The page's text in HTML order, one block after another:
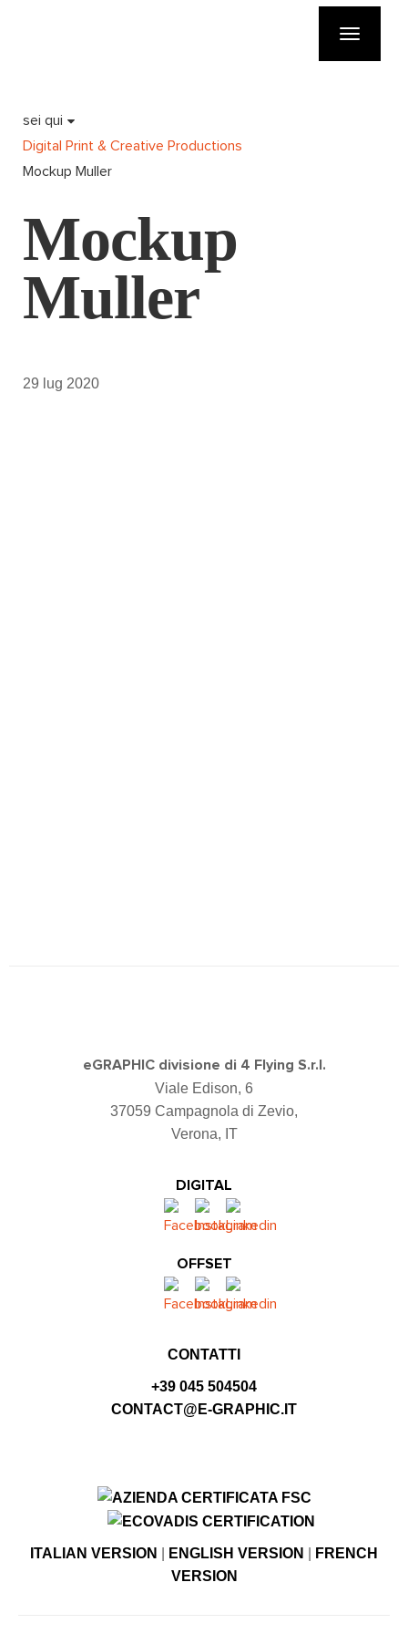
Toggle
sei qui
Digital Print & Creative Productions
Mockup Muller
Mockup
Muller
29 lug 2020
eGRAPHIC divisione di 4 Flying S.r.l.
Viale Edison, 6
37059 Campagnola di Zevio,
Verona, IT
DIGITAL
OFFSET
CONTATTI
+39 045 504504
CONTACT@E-GRAPHIC.IT
ITALIAN VERSION ENGLISH VERSION
FRENCH
VERSION